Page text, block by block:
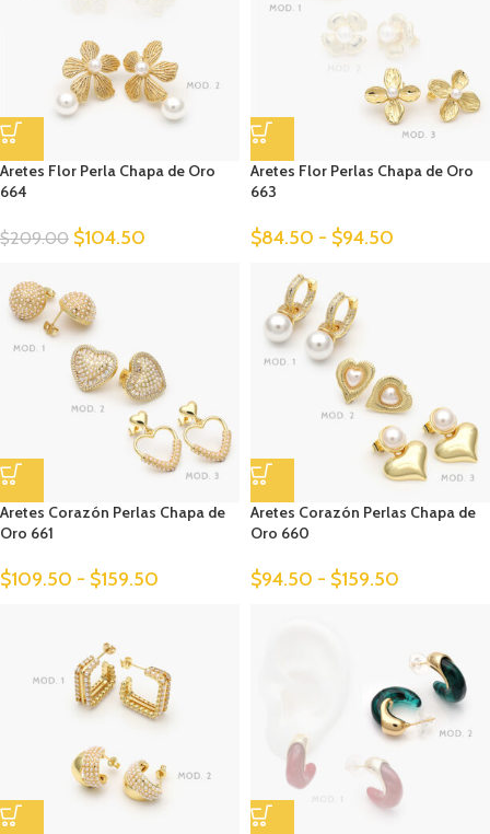
Aretes Flor Perla Chapa de Oro
664
$209.00 $104.50
Aretes Flor Perlas Chapa de Oro
663
$84.50 - $94.50
Aretes Corazón Perlas Chapa de
Oro 661
$109.50 - $159.50
Aretes Corazón Perlas Chapa de
Oro 660
$94.50 - $159.50